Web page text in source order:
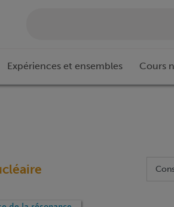
Expériences et ensembles Cours